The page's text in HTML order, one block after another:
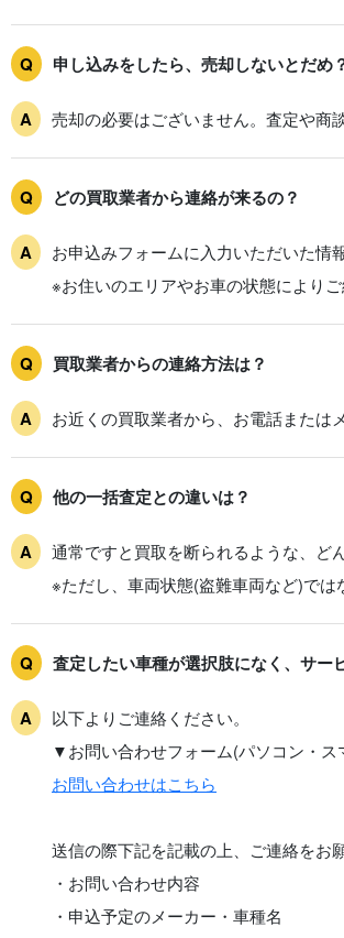
申し込みをしたら、売却しないとだめ
売却の必要はございません。査定や商
どの買取業者から連絡が来るの？
お申込みフォームに入力いただいた情
※お住いのエリアやお車の状態により
買取業者からの連絡方法は？
お近くの買取業者から、お電話または
他の一括査定との違いは？
通常ですと買取を断られるような、ど
※ただし、車両状態(盗難車両など)では
査定したい車種が選択肢になく、サー
以下よりご連絡ください。
▼お問い合わせフォーム(パソコン・ス
お問い合わせはこちら
送信の際下記を記載の上、ご連絡をお
・お問い合わせ内容
・申込予定のメーカー・車種名